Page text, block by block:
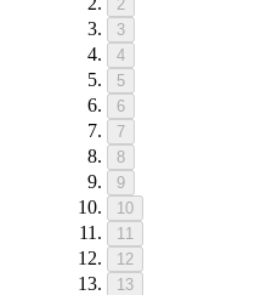
2
3
4
5
6
7
8
9
10
11
12
13